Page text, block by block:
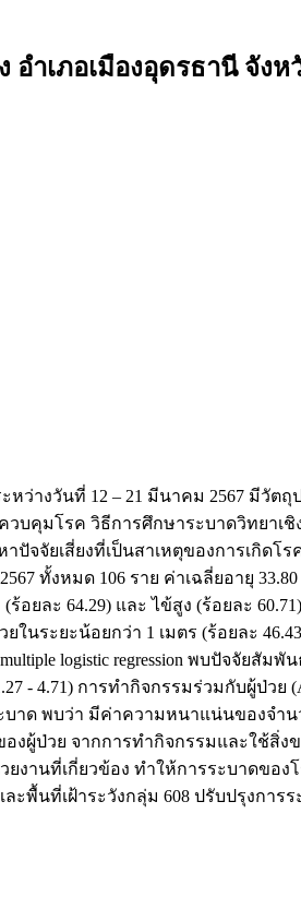
ำเภอเมืองอุดรธานี จัง
างวันที่ 12 – 21 มีนาคม 2567 มีวัตถุ
บคุมโรค วิธีการศึกษาระบาดวิทยาเ
จจัยเสี่ยงที่เป็นสาเหตุของการเกิดโ
ทั้งหมด 106 ราย ค่าเฉลี่ยอายุ 33.80
อยละ 64.29) และ ไข้สูง (ร้อยละ
นระยะน้อยกว่า 1 เมตร (ร้อยละ
logistic regression พบปัจจัยสัม
4.71) การทำกิจกรรมร่วมกับผู้ป่วย
ะบาด พบว่า มีค่าความหนาแน่นของจ
ผู้ป่วย จากการทำกิจกรรมและใช้สิ่ง
นที่เกี่ยวข้อง ทำให้การระบาดของโ
พื้นที่เฝ้าระวังกลุ่ม 608 ปรับปรุงการ